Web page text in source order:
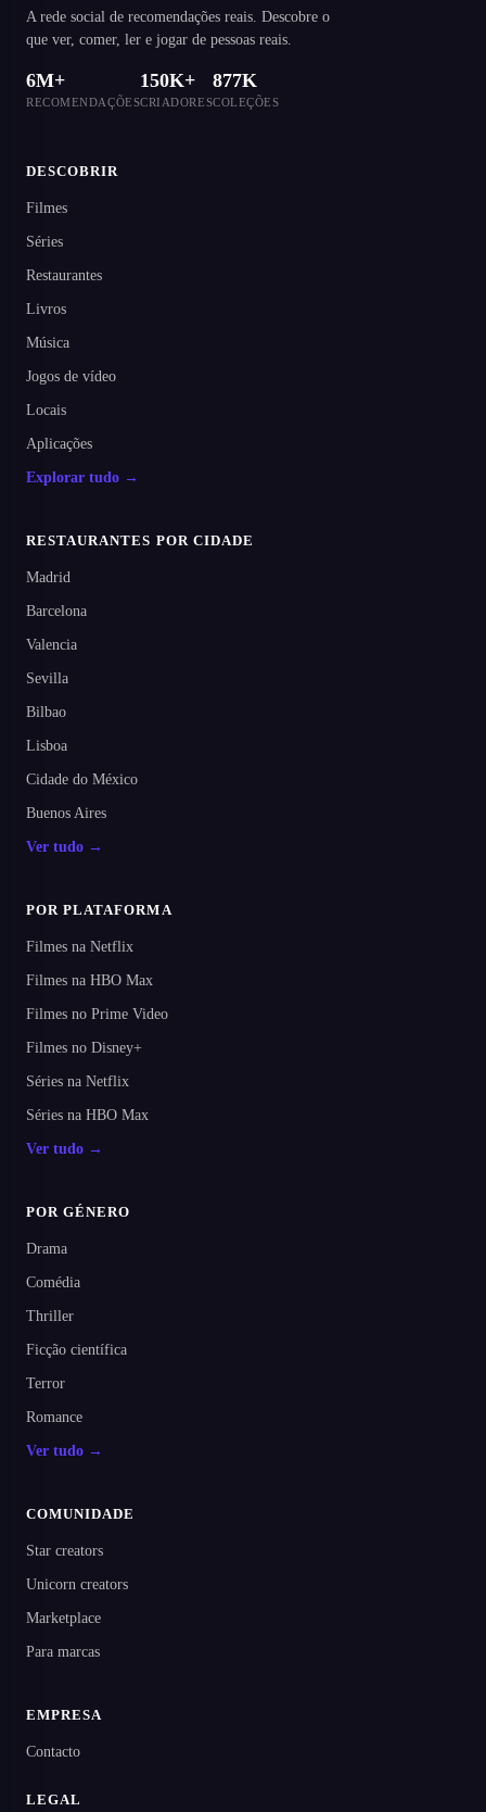
A rede social de recomendações reais. Descobre o
que ver, comer, ler e jogar de pessoas reais.
6M+
RECOMENDAÇÕES
150K+
CRIADORES
877K
COLEÇÕES
DESCOBRIR
Filmes
Séries
Restaurantes
Livros
Música
Jogos de vídeo
Locais
Aplicações
Explorar tudo →
RESTAURANTES POR CIDADE
Madrid
Barcelona
Valencia
Sevilla
Bilbao
Lisboa
Cidade do México
Buenos Aires
Ver tudo →
POR PLATAFORMA
Filmes na Netflix
Filmes na HBO Max
Filmes no Prime Video
Filmes no Disney+
Séries na Netflix
Séries na HBO Max
Ver tudo →
POR GÉNERO
Drama
Comédia
Thriller
Ficção científica
Terror
Romance
Ver tudo →
COMUNIDADE
Star creators
Unicorn creators
Marketplace
Para marcas
EMPRESA
Contacto
LEGAL